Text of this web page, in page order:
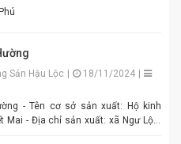
Sản Hậu Lộc 18/11/2024
- Tên cơ sở sản xuất: Hộ kinh
Mai - Địa chỉ sản xuất: xã Ngư Lộc,